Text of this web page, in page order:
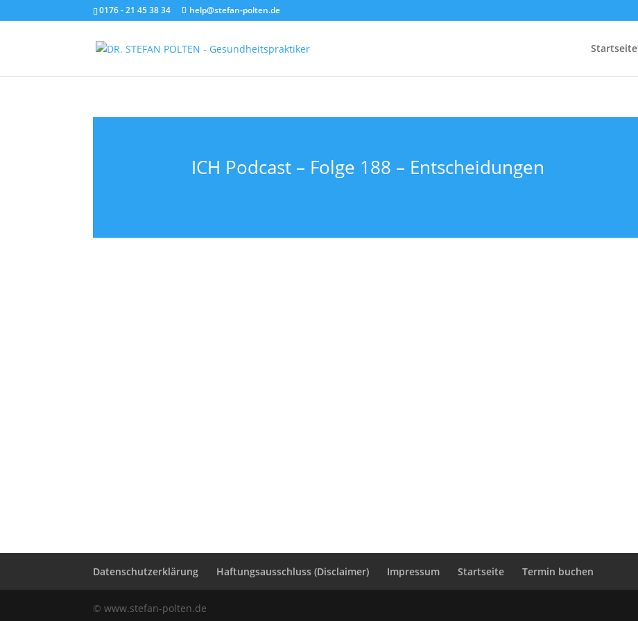
0176 - 21 45 38 34 help@stefan-polten.de
Startseite
ICH Podcast – Folge 188 – Entscheidungen
Datenschutzerklärung Haftungsausschluss (Disclaimer) Impressum Startseite Termin buchen
© www.stefan-polten.de